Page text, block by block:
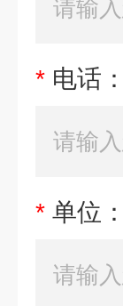
* 电话：
* 单位：